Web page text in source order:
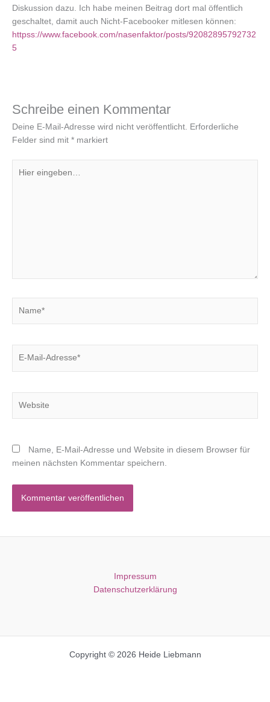
Diskussion dazu. Ich habe meinen Beitrag dort mal öffentlich
geschaltet, damit auch Nicht-Facebooker mitlesen können:
httpss://www.facebook.com/nasenfaktor/posts/92082895792732
5
Schreibe einen Kommentar
Deine E-Mail-Adresse wird nicht veröffentlicht. Erforderliche
Felder sind mit * markiert
eingeben…
Name, E-Mail-Adresse und Website in diesem Browser für
meinen nächsten Kommentar speichern.
Impressum
Datenschutzerklärung
Copyright © 2026 Heide Liebmann